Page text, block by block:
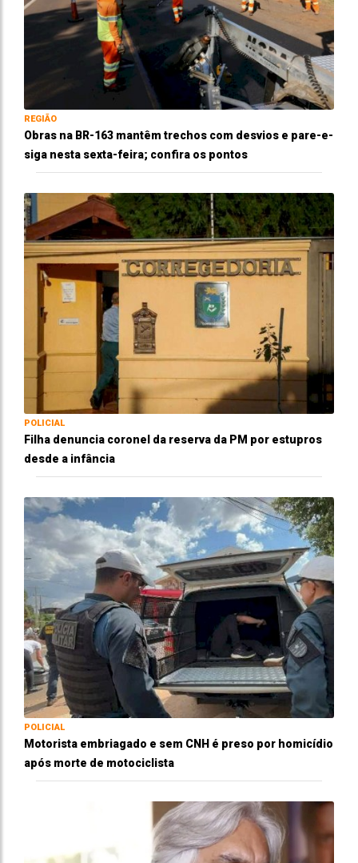
REGIÃO
Obras na BR-163 mantêm trechos com desvios e pare-e-
siga nesta sexta-feira; confira os pontos
POLICIAL
Filha denuncia coronel da reserva da PM por estupros
desde a infância
POLICIAL
Motorista embriagado e sem CNH é preso por homicídio
após morte de motociclista